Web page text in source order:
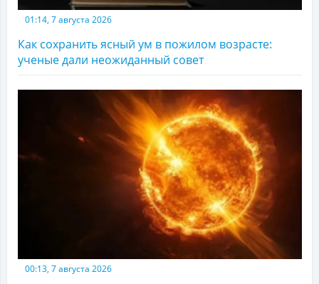
01:14, 7 августа 2026
Как сохранить ясный ум в пожилом возрасте:
ученые дали неожиданный совет
00:13, 7 августа 2026